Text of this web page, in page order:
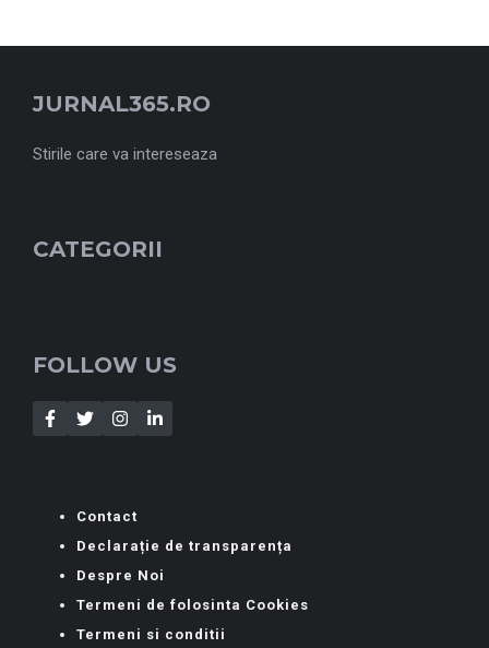
JURNAL365.RO
Stirile care va intereseaza
CATEGORII
FOLLOW US
Contact
Declarație de transparența
Despre Noi
Termeni de folosinta Cookies
Termeni si conditii